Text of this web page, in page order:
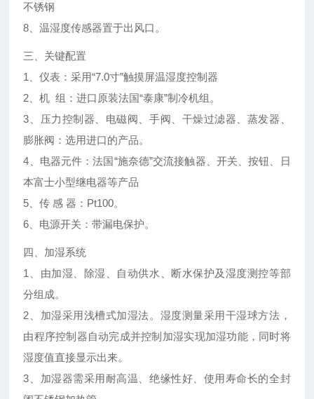
不锈钢
8、温湿度传感器置于出风口。
三、关键配置
1、仪表：采用“7.0寸”触摸屏温湿度控制器
2、机 组：进口原装法国“泰康”制冷机组。
3、压力控制器、电磁阀、手阀、干燥过滤器、蒸发器、
膨胀阀：选用进口的产品。
4、电器元件：法国“施奈德”交流接触器、开关、按钮、日
本富士小型继电器等产品
5、传 感 器：Pt100。
6、电源开关：带漏电保护。
四、加湿系统
1、由加湿、除湿、自动供水、断水保护及湿度测控等部
分组成。
2、加湿采用浅槽式加湿法。湿度测量采用干湿球方法，
由程序控制器自动完成并控制加湿实现加湿功能，同时将
湿度值直接显示出来。
3、加湿器需采用耐高温、绝缘性好、使用寿命长的全封